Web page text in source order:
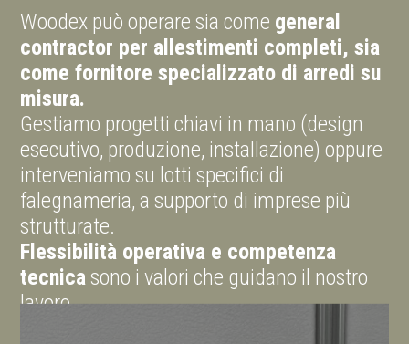
Woodex può operare sia come general
contractor per allestimenti completi, sia
come fornitore specializzato di arredi su
misura.
Gestiamo progetti chiavi in mano (design
esecutivo, produzione, installazione) oppure
interveniamo su lotti specifici di
falegnameria, a supporto di imprese più
strutturate.
Flessibilità operativa e competenza
tecnica sono i valori che guidano il nostro
lavoro.